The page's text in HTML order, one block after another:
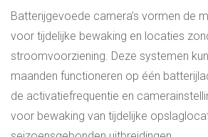
Batterijgevoede camera’s vormen de
voor tijdelijke bewaking en locaties
stroomvoorziening. Deze systemen
maanden functioneren op één
de activatiefrequentie en
voor bewaking van tijdelijke